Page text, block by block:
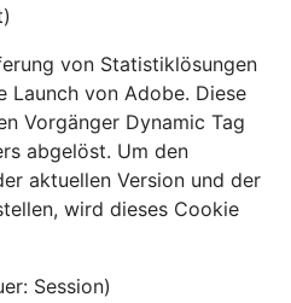
von Statistiklösungen
Launch von Adobe. Diese
Vorgänger Dynamic Tag
abgelöst. Um den
aktuellen Version und der
wird dieses Cookie
Session)